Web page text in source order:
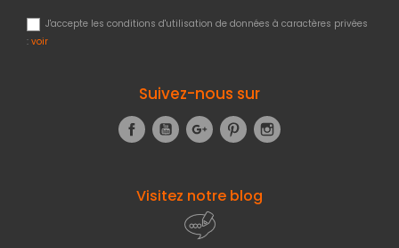
J'accepte les conditions d'utilisation de données à caractères privées
: voir
Suivez-nous sur
FacebookYouTubeGoogle+Pinterest
Visitez notre blog